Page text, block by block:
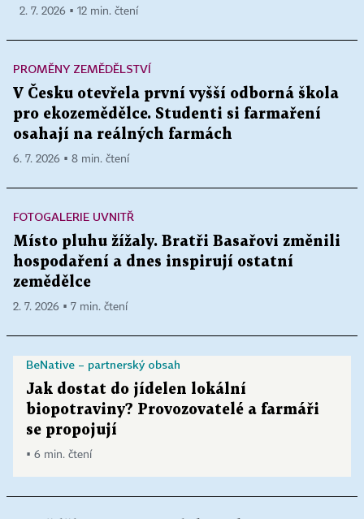
2. 7. 2026 ▪ 12 min. čtení
PROMĚNY ZEMĚDĚLSTVÍ
V Česku otevřela první vyšší odborná škola
pro ekozemědělce. Studenti si farmaření
osahají na reálných farmách
6. 7. 2026 ▪ 8 min. čtení
FOTOGALERIE UVNITŘ
Místo pluhu žížaly. Bratři Basařovi změnili
hospodaření a dnes inspirují ostatní
zemědělce
2. 7. 2026 ▪ 7 min. čtení
BeNative – partnerský obsah
Jak dostat do jídelen lokální
biopotraviny? Provozovatelé a farmáři
se propojují
▪ 6 min. čtení